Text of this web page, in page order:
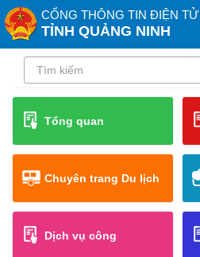
CỔNG THÔNG TIN ĐIỆN TỬ
TỈNH QUẢNG NINH
Tổng quan
Chuyên trang Du lịch
Dịch vụ công